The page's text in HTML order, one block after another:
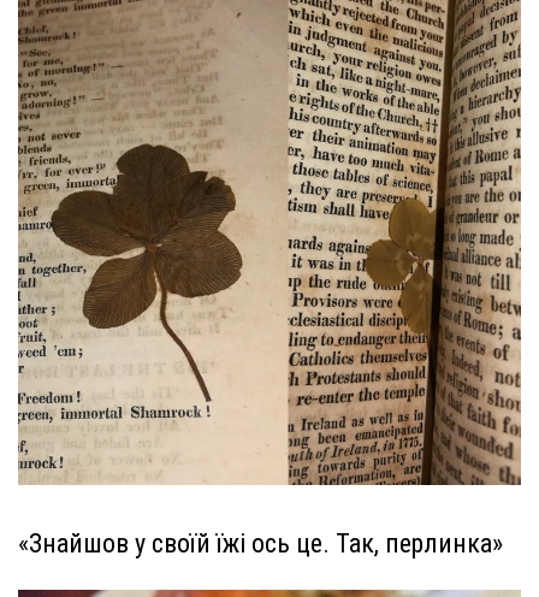
«Знайшов у своїй їжі ось це. Так, перлинка»